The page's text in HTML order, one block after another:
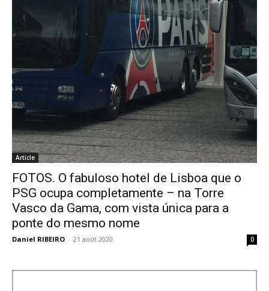
Article
FOTOS. O fabuloso hotel de Lisboa que o
PSG ocupa completamente – na Torre
Vasco da Gama, com vista única para a
ponte do mesmo nome
Daniel RIBEIRO - 21 août 2020 0